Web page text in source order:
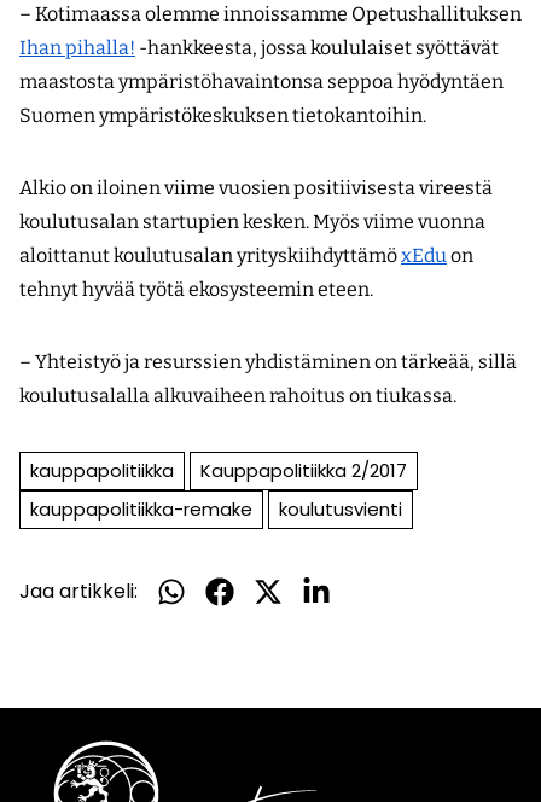
– Kotimaassa olemme innoissamme Opetushallituksen
Ihan pihalla! -hankkeesta, jossa koululaiset syöttävät
maastosta ympäristöhavaintonsa seppoa hyödyntäen
Suomen ympäristökeskuksen tietokantoihin.
Alkio on iloinen viime vuosien positiivisesta vireestä
koulutusalan startupien kesken. Myös viime vuonna
aloittanut koulutusalan yrityskiihdyttämöxEdu on
tehnyt hyvää työtä ekosysteemin eteen.
– Yhteistyö ja resurssien yhdistäminen on tärkeää, sillä
koulutusalalla alkuvaiheen rahoitus on tiukassa.
kauppapolitiikka
Kauppapolitiikka 2/2017
kauppapolitiikka-remake
koulutusvienti
Jaa artikkeli:
Jaa
Jaa
Jaa
Jaa